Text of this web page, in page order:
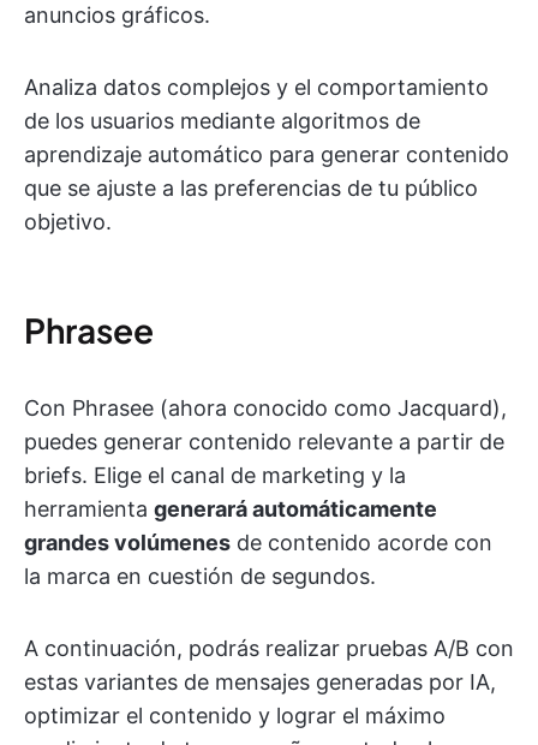
anuncios gráficos.
Analiza datos complejos y el comportamiento
de los usuarios mediante algoritmos de
aprendizaje automático para generar contenido
que se ajuste a las preferencias de tu público
objetivo.
Phrasee
Con Phrasee (ahora conocido como Jacquard),
puedes generar contenido relevante a partir de
briefs. Elige el canal de marketing y la
herramienta generará automáticamente
grandes volúmenes de contenido acorde con
la marca en cuestión de segundos.
A continuación, podrás realizar pruebas A/B con
estas variantes de mensajes generadas por IA,
optimizar el contenido y lograr el máximo